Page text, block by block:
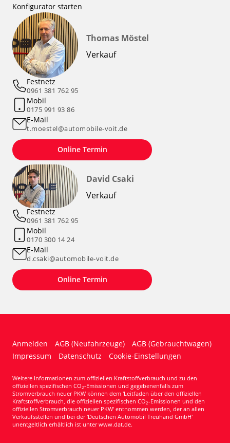
Konfigurator starten
Thomas Möstel
Verkauf
Festnetz
0961 381 762 95
Mobil
0175 991 93 86
E-Mail
t.moestel@automobile-voit.de
Online Termin
David Csaki
Verkauf
Festnetz
0961 381 762 95
Mobil
0170 300 14 24
E-Mail
d.csaki@automobile-voit.de
Online Termin
Anmelden AGB (Neufahrzeuge)
AGB (Gebrauchtwagen)
Impressum
Datenschutz Cookie-Einstellungen
Weitere Informationen zum offiziellen Kraftstoffverbrauch und zu den
offiziellen spezifischen CO2-Emissionen und gegebenenfalls zum
Stromverbrauch neuer PKW können dem 'Leitfaden über den offiziellen
Kraftstoffverbrauch, die offiziellen spezifischen CO2-Emissionen und den
offiziellen Stromverbrauch neuer PKW' entnommen werden, der an allen
Verkaufsstellen und bei der 'Deutschen Automobil Treuhand GmbH'
unentgeltlich erhältlich ist unter www.dat.de.